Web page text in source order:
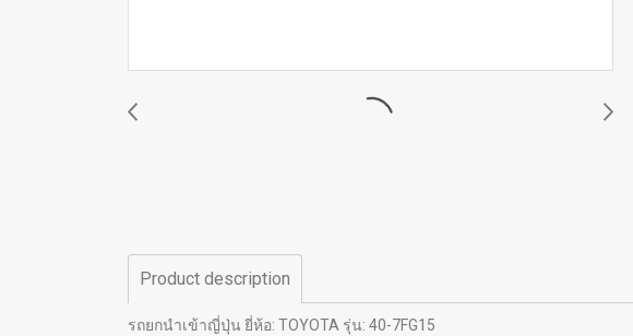
Product description
รถยกนำเข้าญี่ปุ่น ยี่ห้อ: TOYOTA รุ่น: 40-7FG15